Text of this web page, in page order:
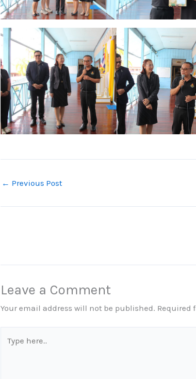
← Previous Post
Leave a Comment
Your email address will not be published. Required
here..